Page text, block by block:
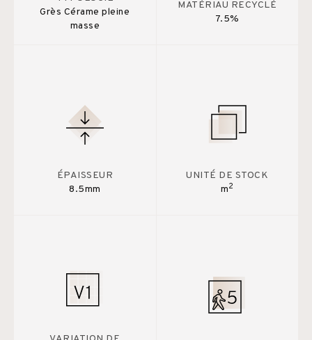
Grès Cérame pleine
masse
MATÉRIAU RECYCLÉ
7.5%
ÉPAISSEUR
8.5mm
UNITÉ DE STOCK
m2